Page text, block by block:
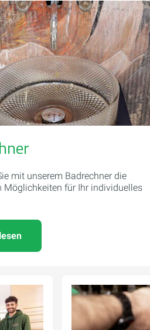
mit unserem Badrechner die
Möglichkeiten für Ihr individuelles